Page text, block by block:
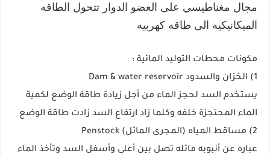
مجال مغناطيسي على العضو الدوار تتحول الطاقه
الميكانيكيه الى طاقه كهربيه
مكونات محطات التوليد المائية :
1) الخزان والسدود Dam & water reservoir
يستخدم السد لحجز الماء من أجل زيادة طاقة الوضع لكمية
الماء المحتجزة خلفه وكلما زاد ارتفاع السد زادت طاقة الوضع
2) مساقط المياه (المجرى المائل) Penstock
عباره عن أنبوبه مائله تصل بين أعلى وأسفل السد وتأخذ الماء